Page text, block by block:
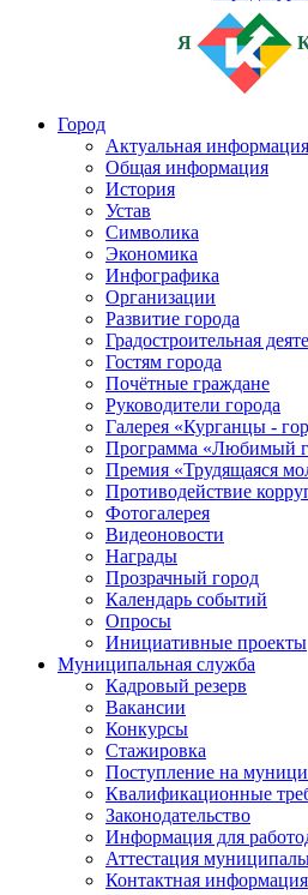
Я
Город
Актуальная информация
Общая информация
История
Устав
Символика
Экономика
Инфографика
Организации
Развитие города
Градостроительная
Гостям города
Почётные граждане
Руководители города
Галерея «Курганцы -
Программа «Любимый
Премия «Трудящаяся
Противодействие
Фотогалерея
Видеоновости
Награды
Прозрачный город
Календарь событий
Опросы
Инициативные проекты
Муниципальная служба
Кадровый резерв
Вакансии
Конкурсы
Стажировка
Поступление на
Квалификационные
Законодательство
Информация для
Аттестация
Контактная информация